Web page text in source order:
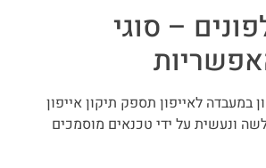
– סוגי
במעבדה לאייפון תספק תיקון אייפון
ונעשית על ידי טכנאים מוסמכים